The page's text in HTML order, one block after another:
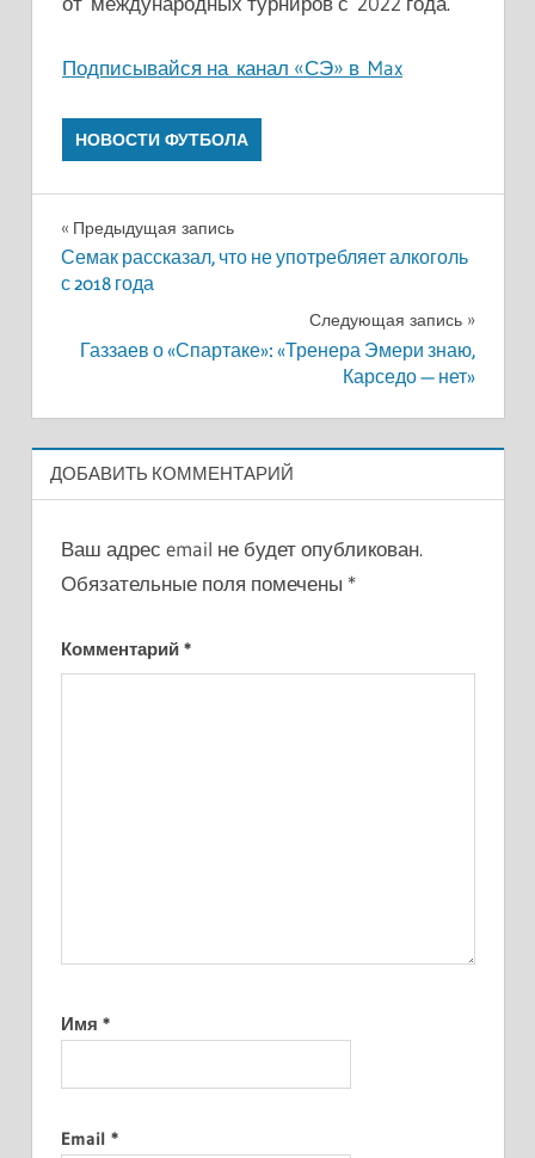
Подписывайся на канал «СЭ» в Max
НОВОСТИ ФУТБОЛА
Навигация
по
Предыдущая запись
Семак рассказал, что не употребляет алкоголь
с 2018 года
Следующая запись
Газзаев о «Спартаке»: «Тренера Эмери знаю,
Карседо — нет»
ДОБАВИТЬ КОММЕНТАРИЙ
Ваш адрес email не будет опубликован.
Обязательные поля помечены *
Комментарий *
Имя *
Email *